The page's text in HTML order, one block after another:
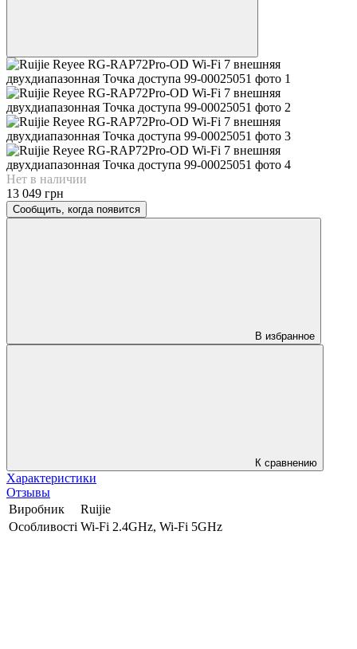
Нет в наличии
13 049 грн
Сообщить, когда появится
В избранное
К сравнению
Характеристики
Отзывы
Виробник
Ruijie
Особливості Wi-Fi 2.4GHz, Wi-Fi 5GHz